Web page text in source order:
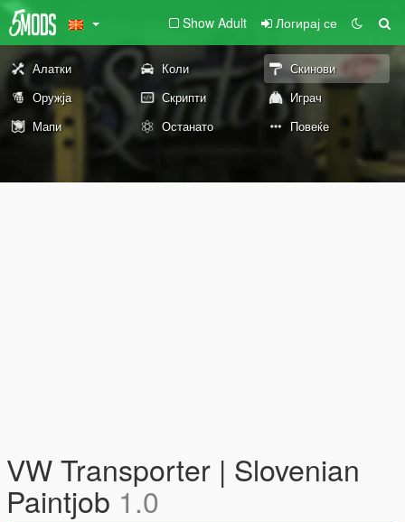
Show Adult Логирај се
Алатки Коли
Скинови
Оружја
Скрипти
Играч
Мапи
Останато Повеќе
VW Transporter | Slovenian
Paintjob 1.0